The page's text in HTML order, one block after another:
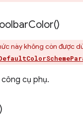
Color()
này không còn được
cụ phụ.
)